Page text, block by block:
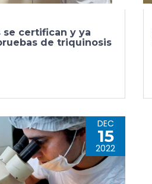
se certifican y ya
de triquinosis
DEC
15
2022